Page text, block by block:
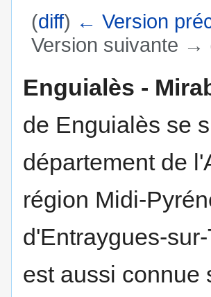
(diff) ← Version
Version suivante →
Enguialès -
de Enguialès se
département de
région Midi-
d'Entraygues-
est aussi connue